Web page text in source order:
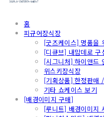
홈
피규어장식장
[굿즈케이스] 명품을
[디큐브] 내맘데로 구
[시그니처] 하이앤드
위스키장식장
[기획상품] 한정판매
기타 쇼케이스 보기
[배경이미지 구매]
[루니트] 배경이미지